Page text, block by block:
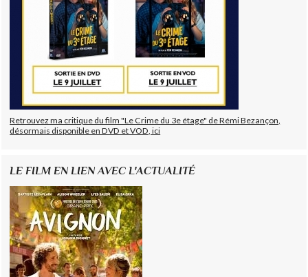
Retrouvez ma critique du film "Le Crime du 3e étage" de Rémi Bezançon,
désormais disponible en DVD et VOD, ici
LE FILM EN LIEN AVEC L'ACTUALITÉ